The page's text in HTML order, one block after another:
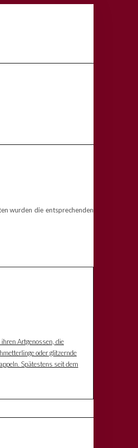
wurden die entsprechenden
Artgenossen, die
oder glitzernde
Spätestens seit dem